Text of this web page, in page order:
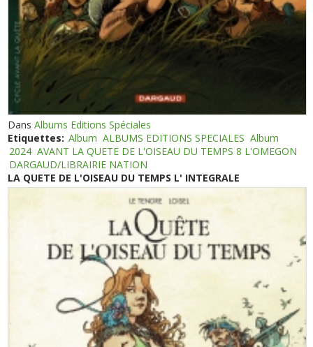
DansAlbums Editions Spéciales
Etiquettes: Album ALBUMS EDITIONS SPECIALES Album
2024 AVANT LA QUETE DE L'OISEAU DU TEMPS 8 L'OMEGON
DARGAUD/LIBRAIRIE NATION
LA QUETE DE L'OISEAU DU TEMPS L' INTEGRALE